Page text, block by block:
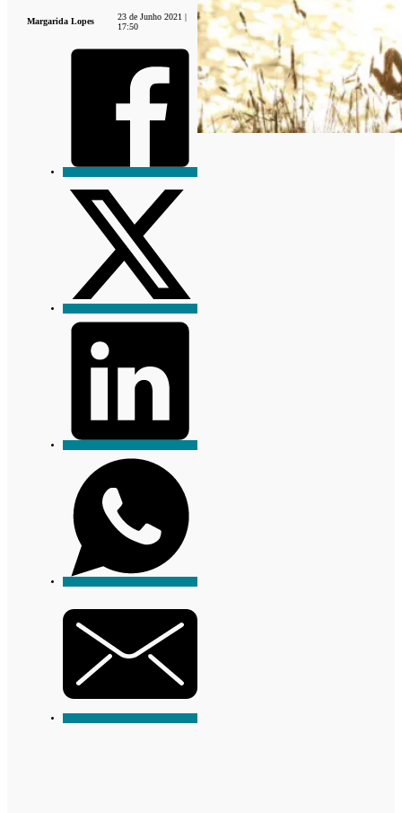
Margarida Lopes
23 de Junho 2021 |
17:50